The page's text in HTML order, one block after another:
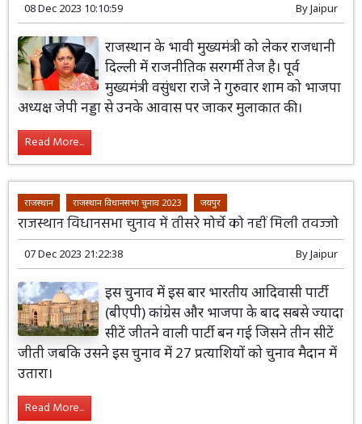
08 Dec 2023 10:10:59 ByJaipur
राजस्थान के भावी मुख्यमंत्री को लेकर राजधानी
दिल्ली में राजनीतिक सरगर्मी तेज है। पूर्व
मुख्यमंत्री वसुंधरा राजे ने गुरुवार शाम को भाजपा
अध्यक्ष जेपी नड्डा से उनके आवास पर जाकर मुलाकात की।
Read More...
राजस्थान राजस्थान विधानसभा चुनाव 2023 जयपुर
राजस्थान विधानसभा चुनाव में तीसरे मोर्चे को नहीं मिली तवज्जो
07 Dec 2023 21:22:38 ByJaipur
इस चुनाव में इस बार भारतीय आदिवासी पार्टी
(बीएपी) कांग्रेस और भाजपा के बाद सबसे ज्यादा
सीटें जीतने वाली पार्टी बन गई जिसने तीन सीटें
जीती जबकि उसने इस चुनाव में 27 प्रत्याशियों को चुनाव मैदान में
उतारा।
Read More...